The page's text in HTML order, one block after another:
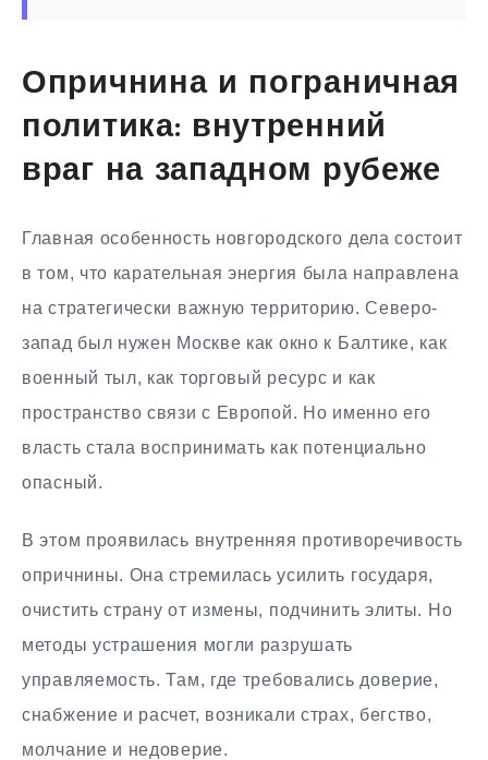
Опричнина и пограничная
политика: внутренний
враг на западном рубеже
Главная особенность новгородского дела состоит
в том, что карательная энергия была направлена
на стратегически важную территорию. Северо-
запад был нужен Москве как окно к Балтике, как
военный тыл, как торговый ресурс и как
пространство связи с Европой. Но именно его
власть стала воспринимать как потенциально
опасный.
В этом проявилась внутренняя противоречивость
опричнины. Она стремилась усилить государя,
очистить страну от измены, подчинить элиты. Но
методы устрашения могли разрушать
управляемость. Там, где требовались доверие,
снабжение и расчет, возникали страх, бегство,
молчание и недоверие.